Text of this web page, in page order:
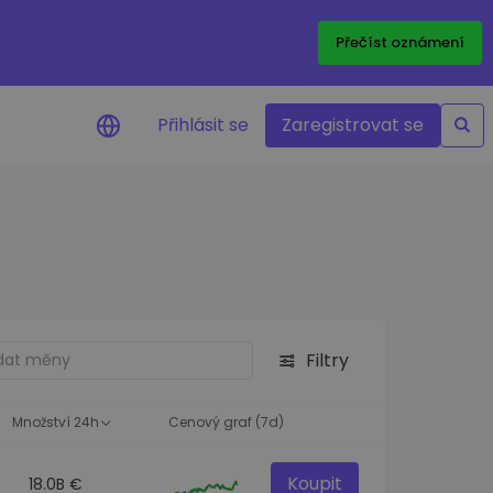
Přečíst oznámení
Přihlásit se Zaregistrovat se
Filtry
Množství 24h Cenový graf (7d)
18.0B € Koupit